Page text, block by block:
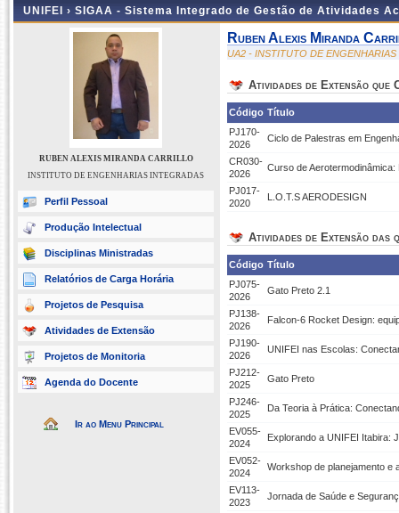
UNIFEI › SIGAA - Sistema Integrado de Gestão de Atividades
RUBEN ALEXIS MIRANDA CARRILLO
INSTITUTO DE ENGENHARIAS INTEGRADAS
Perfil Pessoal
Produção Intelectual
Disciplinas Ministradas
Relatórios de Carga Horária
Projetos de Pesquisa
Atividades de Extensão
Projetos de Monitoria
Agenda do Docente
Ir ao Menu Principal
Ruben Alexis Miranda
UA2 - INSTITUTO DE
Atividades de Extensão que
Código Título
PJ170-
2026
Ciclo de Palestras em
CR030-
2026
Curso de
PJ017-
2020
L.O.T.S AERODESIGN
Atividades de Extensão das
Código Título
PJ075-
2026
Gato Preto 2.1
PJ138-
2026
Falcon-6 Rocket Design:
PJ190-
2026
UNIFEI nas Escolas:
PJ212-
2025
Gato Preto
PJ246-
2025
Da Teoria à Prática:
EV055-
2024
Explorando a UNIFEI Itabira:
EV052-
2024
Workshop de planejamento e
EV113-
2023
Jornada de Saúde e